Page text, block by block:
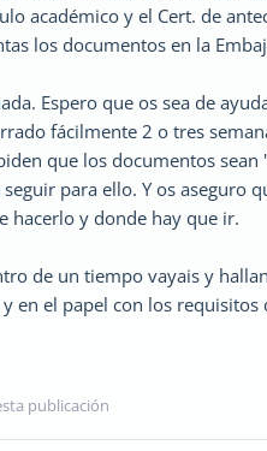
académico y el Cert. de
los documentos en la
Espero que os sea de
fácilmente 2 o tres
que los documentos
para ello. Y os aseguro
hacerlo y donde hay que ir.
de un tiempo vayais y
en el papel con los
publicación